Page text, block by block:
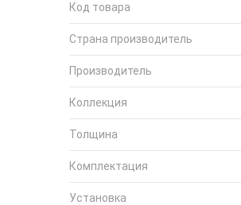
Код товара
Страна производитель
Производитель
Коллекция
Толщина
Комплектация
Установка